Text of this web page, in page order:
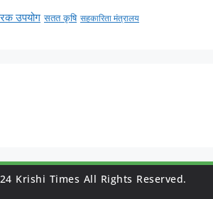
उपयोग सतत कृषि सहकारिता मंत्रालय
Krishi Times All Rights Reserved.